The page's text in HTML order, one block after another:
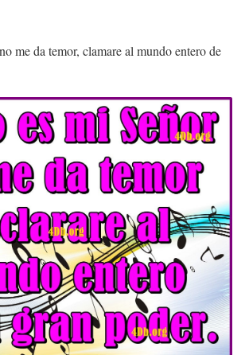
me da temor, clamare al mundo entero de